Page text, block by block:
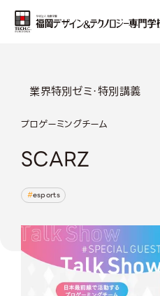
業界特別ゼミ・特別講義
プロゲーミングチーム
SCARZ
esports